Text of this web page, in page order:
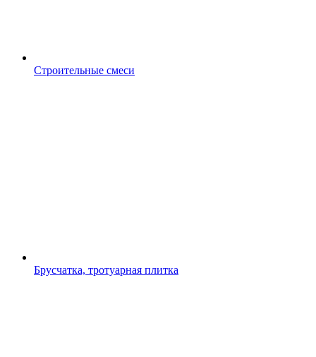
Строительные смеси
Брусчатка, тротуарная плитка